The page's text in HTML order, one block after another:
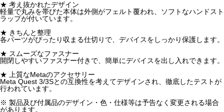
★ 考え抜かれたデザイン
軽量で丸みを帯びた本体は外側がフェルト覆われ、ソフトなハンドスト
ラップが付いています。
★ きちんと整理
各パーツがぴったり収まる仕切りで、デバイスをしっかり保護します。
★ スムーズなファスナー
開閉しやすいファスナー付きで、簡単にデバイスを出し入れできます。
★ 上質なMetaのアクセサリー
Meta Quest 3/3Sとの互換性を考えてデザインされ、徹底したテストが
行われています。
※ 製品及び付属品のデザイン・色・仕様等は予告なく変更される場合
があります。